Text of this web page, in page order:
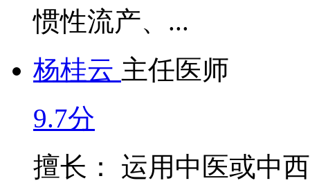
惯性流产、...
杨桂云 主任医师
9.7分
擅长： 运用中医或中